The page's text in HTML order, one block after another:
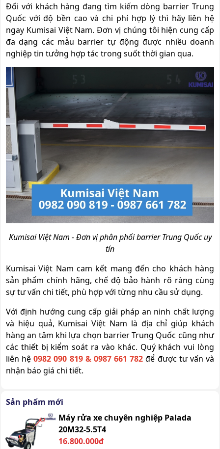
Đối với khách hàng đang tìm kiếm dòng barrier Trung
Quốc với độ bền cao và chi phí hợp lý thì hãy liên hệ
ngay Kumisai Việt Nam. Đơn vị chúng tôi hiện cung cấp
đa dạng các mẫu barrier tự động được nhiều doanh
nghiệp tin tưởng hợp tác trong suốt thời gian qua.
Kumisai Việt Nam - Đơn vị phân phối barrier Trung Quốc uy
tín
Kumisai Việt Nam cam kết mang đến cho khách hàng
sản phẩm chính hãng, chế độ bảo hành rõ ràng cùng
sự tư vấn chi tiết, phù hợp với từng nhu cầu sử dụng.
Với định hướng cung cấp giải pháp an ninh chất lượng
và hiệu quả, Kumisai Việt Nam là địa chỉ giúp khách
hàng an tâm khi lựa chọn barrier Trung Quốc cũng như
các thiết bị kiểm soát ra vào khác. Quý khách vui lòng
liên hệ0982 090 819 & 0987 661 782 để được tư vấn và
nhận báo giá chi tiết.
Sản phẩm mới
Máy rửa xe chuyên nghiệp Palada
20M32-5.5T4
16.800.000đ